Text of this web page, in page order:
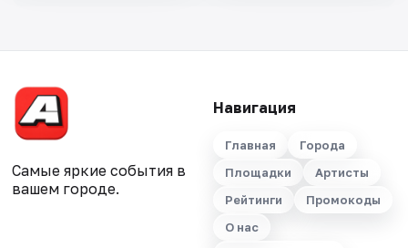
Самые яркие события в
вашем городе.
Навигация
Главная
Города
Площадки
Артисты
Рейтинги
Промокоды
О нас